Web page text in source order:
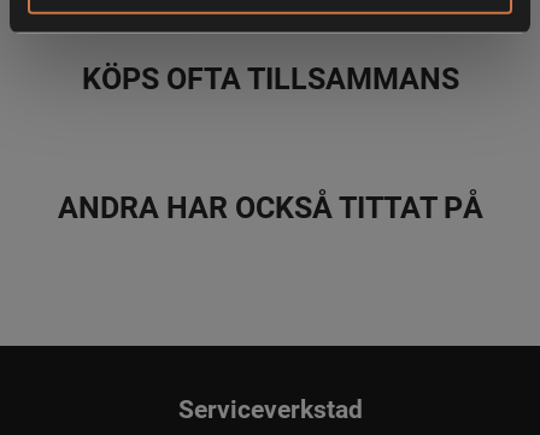
KÖPS OFTA TILLSAMMANS
ANDRA HAR OCKSÅ TITTAT PÅ
Serviceverkstad